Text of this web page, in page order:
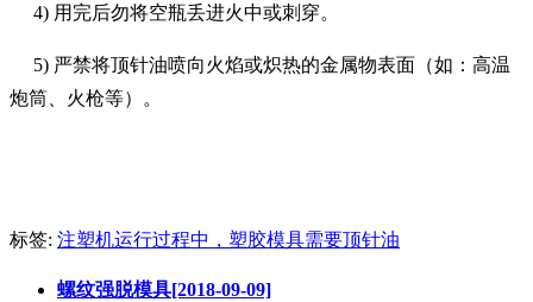
4) 用完后勿将空瓶丢进火中或刺穿。
5) 严禁将顶针油喷向火焰或炽热的金属物表面（如：高温
炮筒、火枪等）。
标签: 注塑机运行过程中，塑胶模具需要顶针油
螺纹强脱模具[2018-09-09]